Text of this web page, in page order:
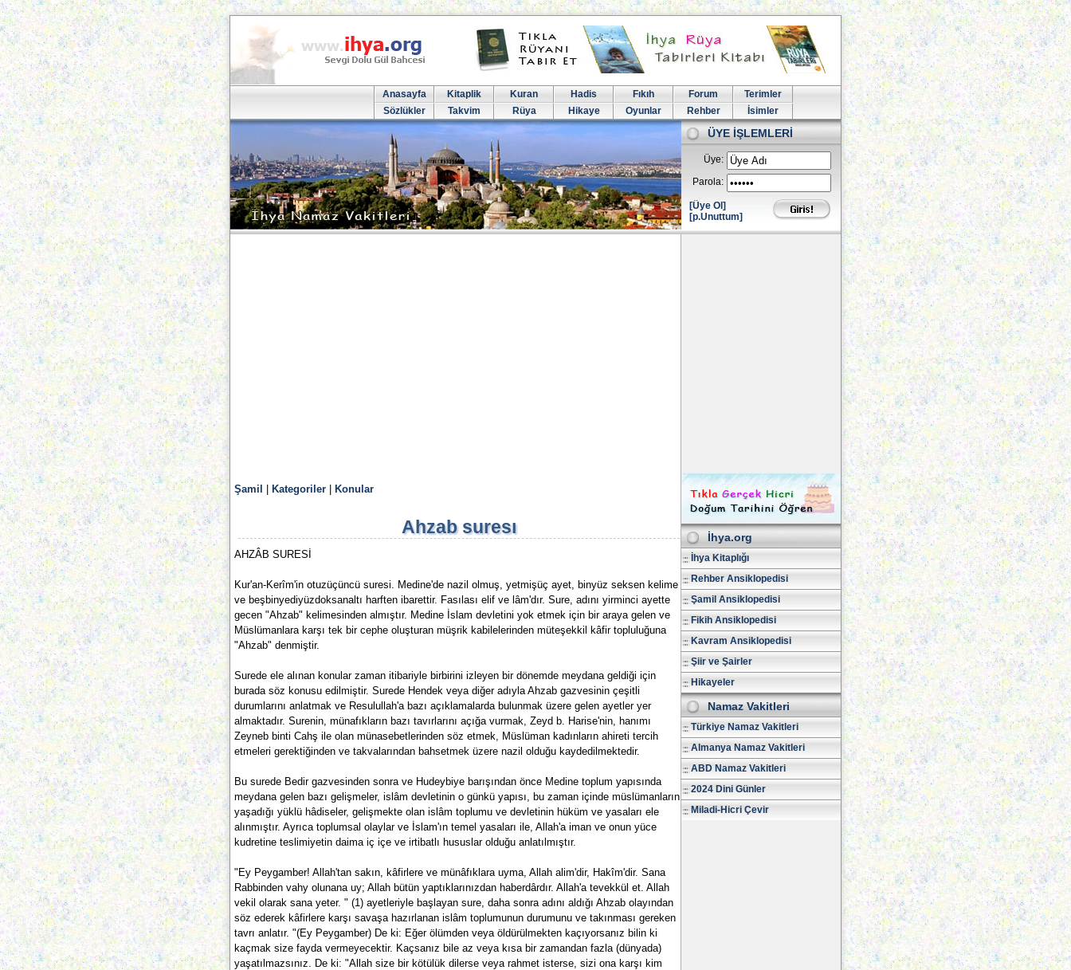
Anasayfa Kitaplik Kuran Hadis Fıkıh Forum
Terimler
Sözlükler
Takvim Rüya Hikaye Oyunlar Rehber İsimler
ÜYE İŞLEMLERİ
Üye:
Parola:
[Üye Ol]
[p.Unuttum]
Şamil Kategoriler Konular
Ahzab suresı
AHZÂB SURESİ
Kur'an-Kerîm'in otuzüçüncü suresi. Medine'de nazil olmuş, yetmişüç ayet, binyüz seksen kelime
ve beşbinyediyüzdoksanaltı harften ibarettir. Fasılası elif ve lâm'dır. Sure, adını yirminci ayette
gecen "Ahzab" kelimesinden almıştır. Medine İslam devletini yok etmek için bir araya gelen ve
Müslümanlara karşı tek bir cephe oluşturan müşrik kabilelerinden müteşekkil kâfir topluluğuna
"Ahzab" denmiştir.
Surede ele alınan konular zaman itibariyle birbirini izleyen bir dönemde meydana geldiği için
burada söz konusu edilmiştir. Surede Hendek veya diğer adıyla Ahzab gazvesinin çeşitli
durumlarını anlatmak ve Resulullah'a bazı açıklamalarda bulunmak üzere gelen ayetler yer
almaktadır. Surenin, münafıkların bazı tavırlarını açığa vurmak, Zeyd b. Harise'nin, hanımı
Zeyneb binti Cahş ile olan münasebetlerinden söz etmek, Müslüman kadınların ahireti tercih
etmeleri gerektiğinden ve takvalarından bahsetmek üzere nazil olduğu kaydedilmektedir.
Bu surede Bedir gazvesinden sonra ve Hudeybiye barışından önce Medine toplum yapısında
meydana gelen bazı gelişmeler, islâm devletinin o günkü yapısı, bu zaman içinde müslümanların
yaşadığı yüklü hâdiseler, gelişmekte olan islâm toplumu ve devletinin hüküm ve yasaları ele
alınmıştır. Ayrıca toplumsal olaylar ve İslam'ın temel yasaları ile, Allah'a iman ve onun yüce
kudretine teslimiyetin daima iç içe ve irtibatlı hususlar olduğu anlatılmıştır.
"Ey Peygamber! Allah'tan sakın, kâfirlere ve münâfıklara uyma, Allah alim'dir, Hakîm'dir. Sana
Rabbinden vahy olunana uy; Allah bütün yaptıklarınızdan haberdârdır. Allah'a tevekkül et. Allah
vekil olarak sana yeter. " (1) ayetleriyle başlayan sure, daha sonra adını aldığı Ahzab olayından
söz ederek kâfirlere karşı savaşa hazırlanan islâm toplumunun durumunu ve takınması gereken
tavrı anlatır. "(Ey Peygamber) De ki: Eğer ölümden veya öldürülmekten kaçıyorsanız bilin ki
kaçmak size fayda vermeyecektir. Kaçsanız bile az veya kısa bir zamandan fazla (dünyada)
yaşatılmazsınız. De ki: "Allah size bir kötülük dilerse veya rahmet isterse, sizi ona karşı kim
İhya.org
İhya Kitaplığı
Rehber Ansiklopedisi
Şamil Ansiklopedisi
Fikih Ansiklopedisi
Kavram Ansiklopedisi
Şiir ve Şairler
Hikayeler
Namaz Vakitleri
Türkiye Namaz Vakitleri
Almanya Namaz Vakitleri
ABD Namaz Vakitleri
2024 Dini Günler
Miladi-Hicri Çevir